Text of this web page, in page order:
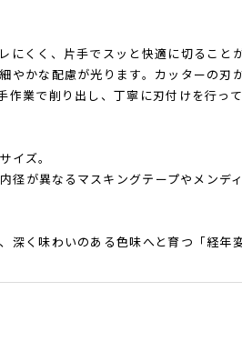
くく、片手でスッと快適に切ること
かな配慮が光ります。カッターの刃
業で削り出し、丁寧に刃付けを行って
イズ。
径が異なるマスキングテープやメンデ
深く味わいのある色味へと育つ「経年